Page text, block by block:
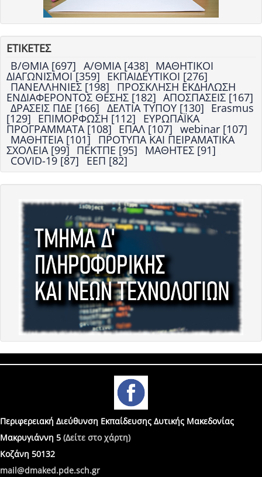
ΕΤΙΚΕΤΕΣ
Β/ΘΜΙΑ [697] Α/ΘΜΙΑ [438] ΜΑΘΗΤΙΚΟΙ
ΔΙΑΓΩΝΙΣΜΟΙ [359] ΕΚΠΑΙΔΕΥΤΙΚΟΙ [276]
ΠΑΝΕΛΛΗΝΙΕΣ [198] ΠΡΟΣΚΛΗΣΗ ΕΚΔΗΛΩΣΗ
ΕΝΔΙΑΦΕΡΟΝΤΟΣ ΘΕΣΗΣ [182] ΑΠΟΣΠΑΣΕΙΣ [167]
ΔΡΑΣΕΙΣ ΠΔΕ [166] ΔΕΛΤΙΑ ΤΥΠΟΥ [130] Erasmus
[129] ΕΠΙΜΟΡΦΩΣΗ [112] ΕΥΡΩΠΑΪΚΑ
ΠΡΟΓΡΑΜΜΑΤΑ [108] ΕΠΑΛ [107] webinar [107]
ΜΑΘΗΤΕΙΑ [101] ΠΡΟΤΥΠΑ ΚΑΙ ΠΕΙΡΑΜΑΤΙΚΑ
ΣΧΟΛΕΙΑ [99] ΠΕΚΤΠΕ [95] ΜΑΘΗΤΕΣ [91]
COVID-19 [87] ΕΕΠ [82]
Περιφερειακή Διεύθυνση Εκπαίδευσης Δυτικής Μακεδονίας
Μακρυγιάννη 5 (Δείτε στο χάρτη)
Κοζάνη 50132
mail@dmaked.pde.sch.gr